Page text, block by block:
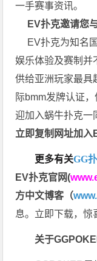
一手赛事资讯。
EV扑克邀请您与
EV扑克为知名
娱乐体验及赛制并
供给亚洲玩家最具
际bmm发牌认证
迎加入蜗牛扑克一
立即复制网址加入
更多有关GG
EV扑克官网(
方中文博客（
息。立即下载，惊
关于